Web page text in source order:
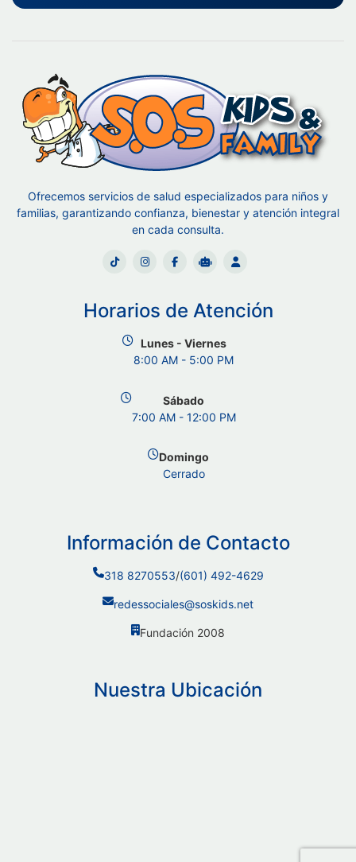
Ofrecemos servicios de salud especializados para niños y
familias, garantizando confianza, bienestar y atención integral
en cada consulta.
Horarios de Atención
Lunes - Viernes
8:00 AM - 5:00 PM
Sábado
7:00 AM - 12:00 PM
Domingo
Cerrado
Información de Contacto
318 8270553/(601) 492-4629
redessociales@soskids.net
Fundación 2008
Nuestra Ubicación